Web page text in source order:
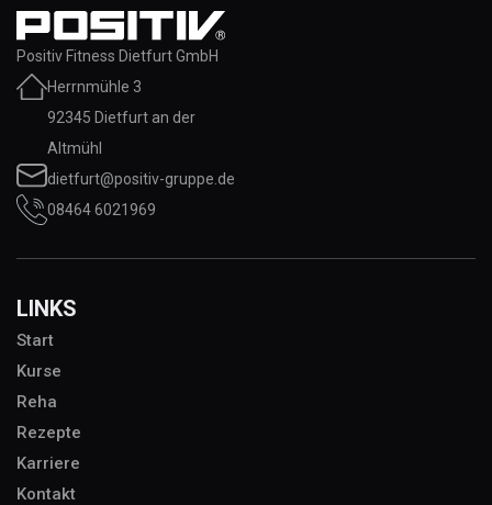
Positiv Fitness Dietfurt GmbH
Herrnmühle 3
92345 Dietfurt an der
Altmühl
dietfurt@positiv-gruppe.de
08464 6021969
LINKS
Start
Kurse
Reha
Rezepte
Karriere
Kontakt